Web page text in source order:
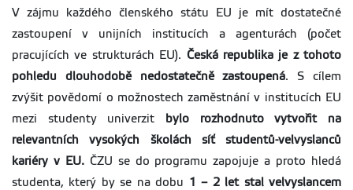
V zájmu každého členského státu EU je mít dostatečné
zastoupení v unijních institucích a agenturách (počet
pracujících ve strukturách EU). Česká republika je z tohoto
pohledu dlouhodobě nedostatečně zastoupená. S cílem
zvýšit povědomí o možnostech zaměstnání v institucích EU
mezi studenty univerzit
bylo rozhodnuto vytvořit na
relevantních vysokých školách síť studentů-velvyslanců
kariéry v EU. ČZU se do programu zapojuje a proto hledá
studenta, který by se na dobu 1 – 2 let stal velvyslancem